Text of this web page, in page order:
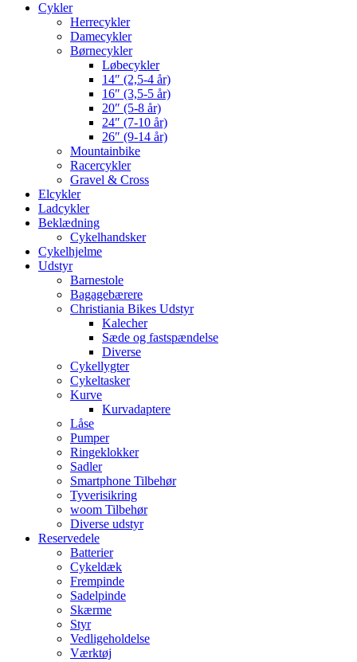
Cykler
Herrecykler
Damecykler
Børnecykler
Løbecykler
14″ (2,5-4 år)
16″ (3,5-5 år)
20″ (5-8 år)
24″ (7-10 år)
26″ (9-14 år)
Mountainbike
Racercykler
Gravel & Cross
Elcykler
Ladcykler
Beklædning
Cykelhandsker
Cykelhjelme
Udstyr
Barnestole
Bagagebærere
Christiania Bikes Udstyr
Kalecher
Sæde og fastspændelse
Diverse
Cykellygter
Cykeltasker
Kurve
Kurvadaptere
Låse
Pumper
Ringeklokker
Sadler
Smartphone Tilbehør
Tyverisikring
woom Tilbehør
Diverse udstyr
Reservedele
Batterier
Cykeldæk
Frempinde
Sadelpinde
Skærme
Styr
Vedligeholdelse
Værktøj